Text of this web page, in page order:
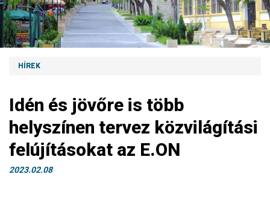
HÍREK
Idén és jövőre is több
helyszínen tervez közvilágítási
felújításokat az E.ON
2023.02.08